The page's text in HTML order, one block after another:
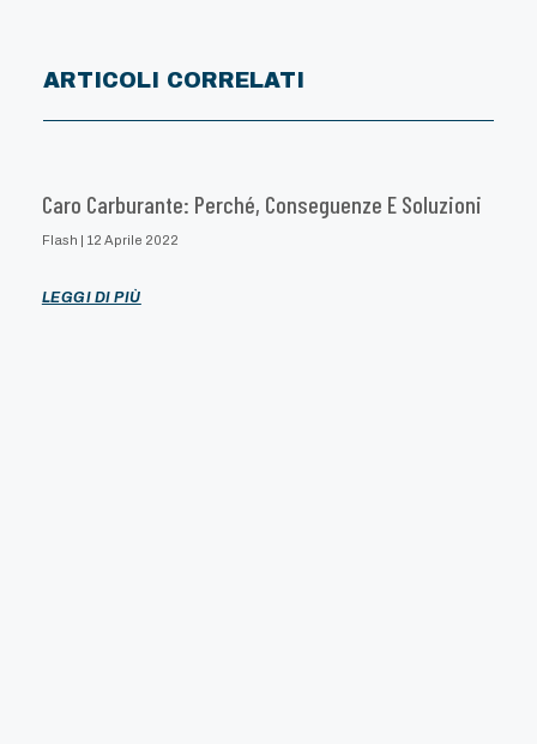
ARTICOLI CORRELATI
Caro Carburante: Perché, Conseguenze E Soluzioni
Flash 12 Aprile 2022
LEGGI DI PIÙ